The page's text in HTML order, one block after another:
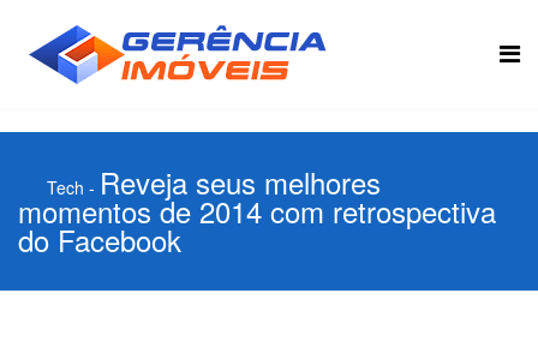
Tech - Reveja seus melhores
momentos de 2014 com retrospectiva
do Facebook